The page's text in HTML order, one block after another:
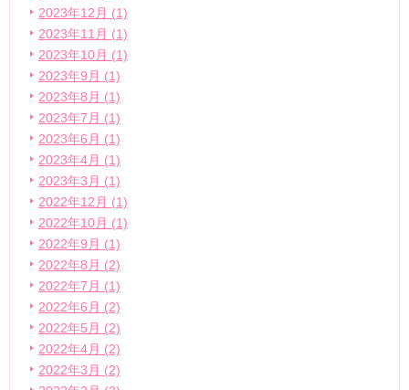
2023年12月 (1)
2023年11月 (1)
2023年10月 (1)
2023年9月 (1)
2023年8月 (1)
2023年7月 (1)
2023年6月 (1)
2023年4月 (1)
2023年3月 (1)
2022年12月 (1)
2022年10月 (1)
2022年9月 (1)
2022年8月 (2)
2022年7月 (1)
2022年6月 (2)
2022年5月 (2)
2022年4月 (2)
2022年3月 (2)